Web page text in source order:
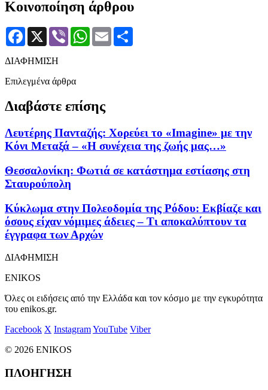
Κοινοποίηση άρθρου
Facebook
X Viber WhatsApp
Email
ΔΙΑΦΗΜΙΣΗ
Επιλεγμένα άρθρα
Διαβάστε επίσης
Λευτέρης Πανταζής: Χορεύει το «Imagine» με την
Κόνι Μεταξά – «Η συνέχεια της ζωής μας…»
Θεσσαλονίκη: Φωτιά σε κατάστημα εστίασης στη
Σταυρούπολη
Κύκλωμα στην Πολεοδομία της Ρόδου: Εκβίαζε και
όσους είχαν νόμιμες άδειες – Τι αποκαλύπτουν τα
έγγραφα των Αρχών
ΔΙΑΦΗΜΙΣΗ
ENIKOS
Όλες οι ειδήσεις από την Ελλάδα και τον κόσμο με την εγκυρότητα
του enikos.gr.
Facebook X InstagramYouTube Viber
© 2026 ENIKOS
ΠΛΟΗΓΗΣΗ